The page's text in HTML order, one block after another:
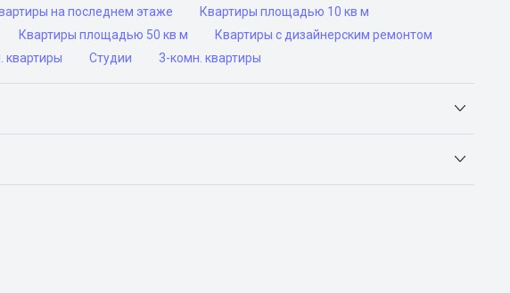
на последнем этаже
Квартиры площадью 10 кв м
Квартиры площадью 50 кв м
Квартиры с дизайнерским ремонтом
квартиры Студии 3-комн. квартиры